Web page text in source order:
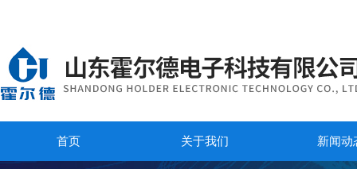
首页 关于我们 新闻动